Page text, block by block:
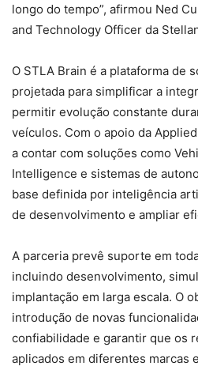
longo do tempo”, afirmou Ned
and Technology Officer da
O STLA Brain é a plataforma de
projetada para simplificar a
permitir evolução constante
veículos. Com o apoio da
a contar com soluções como
Intelligence e sistemas de
base definida por inteligência
de desenvolvimento e ampliar
A parceria prevê suporte em
incluindo desenvolvimento,
implantação em larga escala. O
introdução de novas
confiabilidade e garantir que os
aplicados em diferentes marcas